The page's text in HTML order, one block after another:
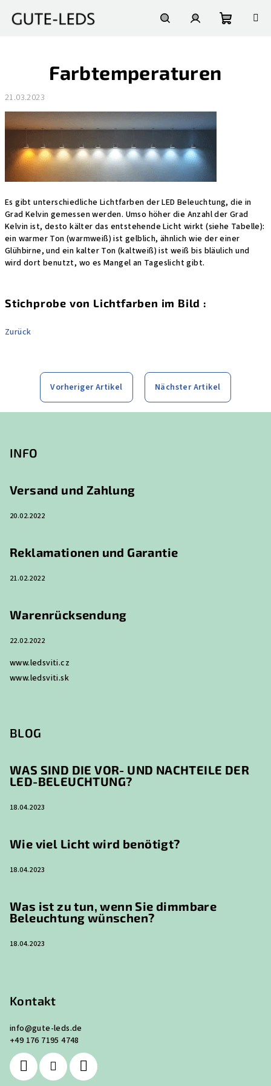
Inhalt
Farbtemperaturen
21.03.2023
Es gibt unterschiedliche Lichtfarben der LED Beleuchtung, die in
Grad Kelvin gemessen werden. Umso höher die Anzahl der Grad
Kelvin ist, desto kälter das entstehende Licht wirkt (siehe Tabelle):
ein warmer Ton (warmweiß) ist gelblich, ähnlich wie der einer
Glühbirne, und ein kalter Ton (kaltweiß) ist weiß bis bläulich und
wird dort benutzt, wo es Mangel an Tageslicht gibt.
Stichprobe von Lichtfarben im Bild :
Zurück
Vorheriger Artikel Nächster Artikel
INFO
Versand und Zahlung
20.02.2022
Reklamationen und Garantie
21.02.2022
Warenrücksendung
22.02.2022
www.ledsviti.cz
www.ledsviti.sk
BLOG
WAS SIND DIE VOR- UND NACHTEILE DER
LED-BELEUCHTUNG?
18.04.2023
Wie viel Licht wird benötigt?
18.04.2023
Was ist zu tun, wenn Sie dimmbare
Beleuchtung wünschen?
18.04.2023
Kontakt
info@gute-leds.de
+49 176 7195 4748